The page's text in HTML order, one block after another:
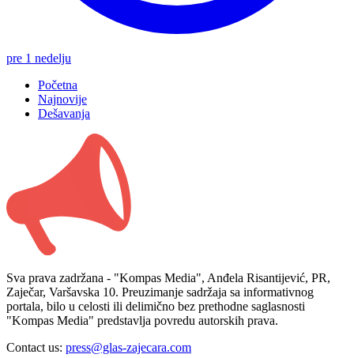
pre 1 nedelju
Početna
Najnovije
Dešavanja
Sva prava zadržana - "Kompas Media", Anđela Risantijević, PR,
Zaječar, Varšavska 10. Preuzimanje sadržaja sa informativnog
portala, bilo u celosti ili delimično bez prethodne saglasnosti
"Kompas Media" predstavlja povredu autorskih prava.
Contact us: press@glas-zajecara.com